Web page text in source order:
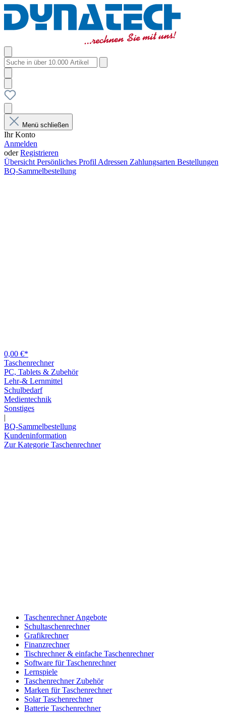
Menü schließen
Ihr Konto
Anmelden
oderRegistrieren
Übersicht Persönliches Profil Adressen Zahlungsarten Bestellungen
BQ-Sammelbestellung
0,00 €*
Taschenrechner
PC, Tablets & Zubehör
Lehr-& Lernmittel
Schulbedarf
Medientechnik
Sonstiges
|
BQ-Sammelbestellung
Kundeninformation
Zur Kategorie Taschenrechner
Taschenrechner Angebote
Schultaschenrechner
Grafikrechner
Finanzrechner
Tischrechner & einfache Taschenrechner
Software für Taschenrechner
Lernspiele
Taschenrechner Zubehör
Marken für Taschenrechner
Solar Taschenrechner
Batterie Taschenrechner